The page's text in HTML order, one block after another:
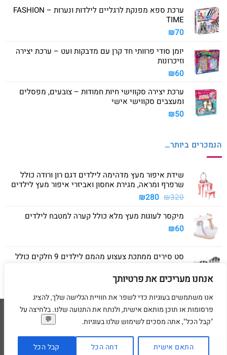
אנחנו מעריכים את פרטיותך
אנו משתמשים בעוגיות כדי לשפר את חוויית הגלישה שלך, להציג
פרסומות או תוכן מותאם אישית, ולנתח את התנועה שלנו. בלחיצה על
"קבל הכל", אתה מסכים לשימוש שלנו בעוגיות.
התאם אישית דחה הכל קבל הכל
ערכת ספא מפנקת לרגליים לילדות ונערות – FASHION
TIME
₪70
יומן סודי פרוותי חד קרן עם מדבקות ועט – ערכת יצירה
וזיכרונות
₪60
ערכת יצירה סקווישי חיות חמודות – צובעים, מפסלים
ומעצבים סקווישי אישי
₪50
הנמכרים ביותר…
שידת איפור מעץ מדהימה לילדים דגם רון ורודה כולל
שרפרף ומראה, מגירת אחסון ואביזרי איפור מעץ לילדים
₪320
המחיר
היה:
₪280 המחיר
הוא:
מיקסר לעוגות מעץ מלא כולל קערה למטבח לילדים
₪60
סט סירים ממתכת צעצוע מהמם לילדים 9 חלקים כולל
₪40
Visa
MasterCard
American
Express
Visa
דף הבית מדיניות משלוחים מדיניות החזרת מוצרים תקנון מדיניות פרטיות
בקשת מחיקת פרטים אישיים